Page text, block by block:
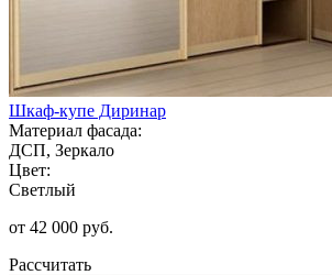
Шкаф-купе Диринар
Материал фасада:
ДСП, Зеркало
Цвет:
Светлый
от 42 000 руб.
Рассчитать